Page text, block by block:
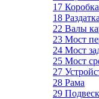
17
18 Раздатка
22 Валы
23 Мост
24 Мост
25 Мост
27
28 Рама
29